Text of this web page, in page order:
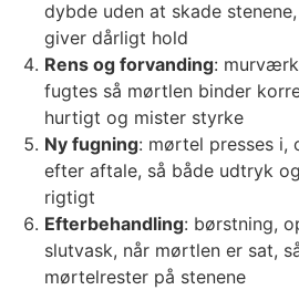
dybde uden at skade
giver dårligt hold
Rens og forvanding:
fugtes så mørtlen binder
hurtigt og mister styrke
Ny fugning: mørtel presses i,
efter aftale, så både udtryk
rigtigt
Efterbehandling: børstning,
slutvask, når mørtlen er sat,
mørtelrester på stenene